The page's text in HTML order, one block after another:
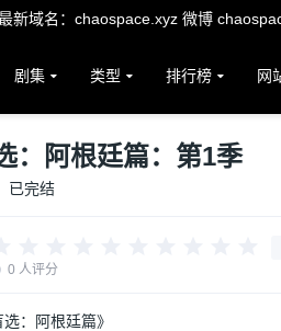
新域名：chaospace.xyz 微博
剧集 类型 排行榜 网
：阿根廷篇：第1季
已完结
0 人评分
：阿根廷篇》